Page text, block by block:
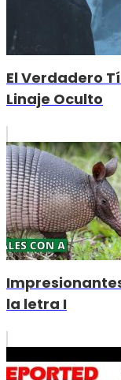
El Verdadero
Linaje Oculto
la letra I